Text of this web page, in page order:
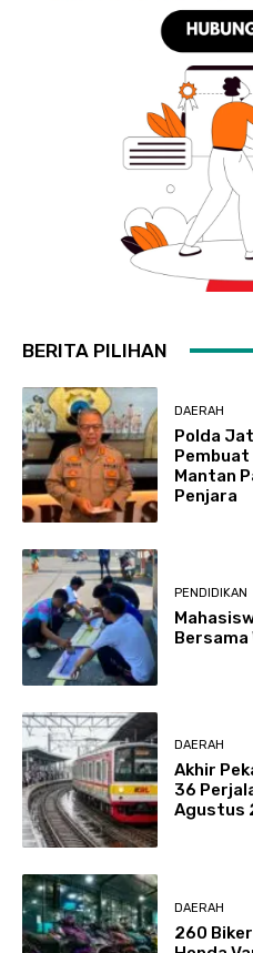
BERITA PILIHAN
DAERAH
Polda
Mantan
Penjara
PENDIDIKAN
Bersama
DAERAH
Akhir
36
Agustus
DAERAH
260